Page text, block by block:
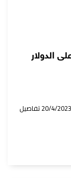
الدولار
التحليل الفني اليومي للعملات والسلع والمؤشرات 20/4/2023 تفاصيل